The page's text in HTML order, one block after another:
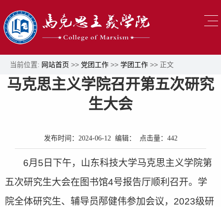
当前位置: 网站首页 >> 党团工作 >> 学团工作 >> 正文
马克思主义学院召开第五次研究
生大会
发布时间：2024-06-12 编辑： 点击量： 442
6月5日下午，山东科技大学马克思主义学院第
五次研究生大会在图书馆4号报告厅顺利召开。学
院全体研究生、辅导员邴健伟参加会议，2023级研